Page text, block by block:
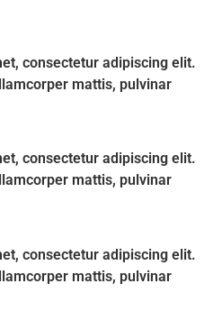
consectetur adipiscing elit.
mattis, pulvinar
consectetur adipiscing elit.
mattis, pulvinar
consectetur adipiscing elit.
mattis, pulvinar